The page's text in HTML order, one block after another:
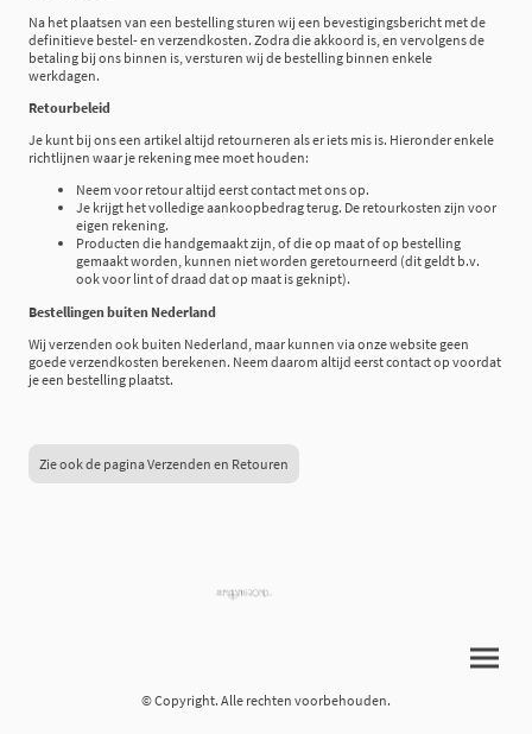
Na het plaatsen van een bestelling sturen wij een bevestigingsbericht met de
definitieve bestel- en verzendkosten. Zodra die akkoord is, en vervolgens de
betaling bij ons binnen is, versturen wij de bestelling binnen enkele
werkdagen.
Retourbeleid
Je kunt bij ons een artikel altijd retourneren als er iets mis is. Hieronder enkele
richtlijnen waar je rekening mee moet houden:
Neem voor retour altijd eerst contact met ons op.
Je krijgt het volledige aankoopbedrag terug. De retourkosten zijn voor
eigen rekening.
Producten die handgemaakt zijn, of die op maat of op bestelling
gemaakt worden, kunnen niet worden geretourneerd (dit geldt b.v.
ook voor lint of draad dat op maat is geknipt).
Bestellingen buiten Nederland
Wij verzenden ook buiten Nederland, maar kunnen via onze website geen
goede verzendkosten berekenen. Neem daarom altijd eerst contact op voordat
je een bestelling plaatst.
Zie ook de pagina Verzenden en Retouren
© Copyright. Alle rechten voorbehouden.